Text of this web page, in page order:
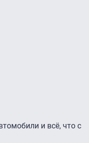
и всё, что с